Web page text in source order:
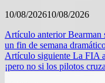
10/08/202610/08/2026
Navegación
de
entradas
Artículo anterior Bearman
un fin de semana
Artículo siguiente La FIA
¡pero no si los pilotos